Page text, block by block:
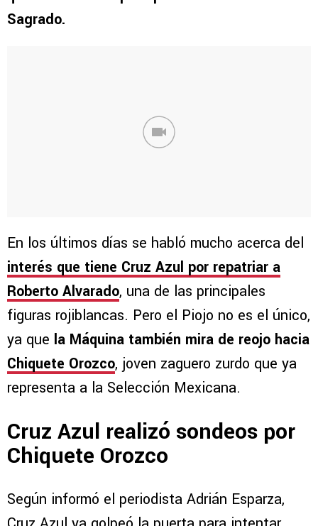
Sagrado.
En los últimos días se habló mucho acerca del
interés que tiene Cruz Azul por repatriar a
Roberto Alvarado, una de las principales
figuras rojiblancas. Pero el Piojo no es el único,
ya que la Máquina también mira de reojo hacia
Chiquete Orozco, joven zaguero zurdo que ya
representa a la Selección Mexicana.
Cruz Azul realizó sondeos por
Chiquete Orozco
Según informó el periodista Adrián Esparza,